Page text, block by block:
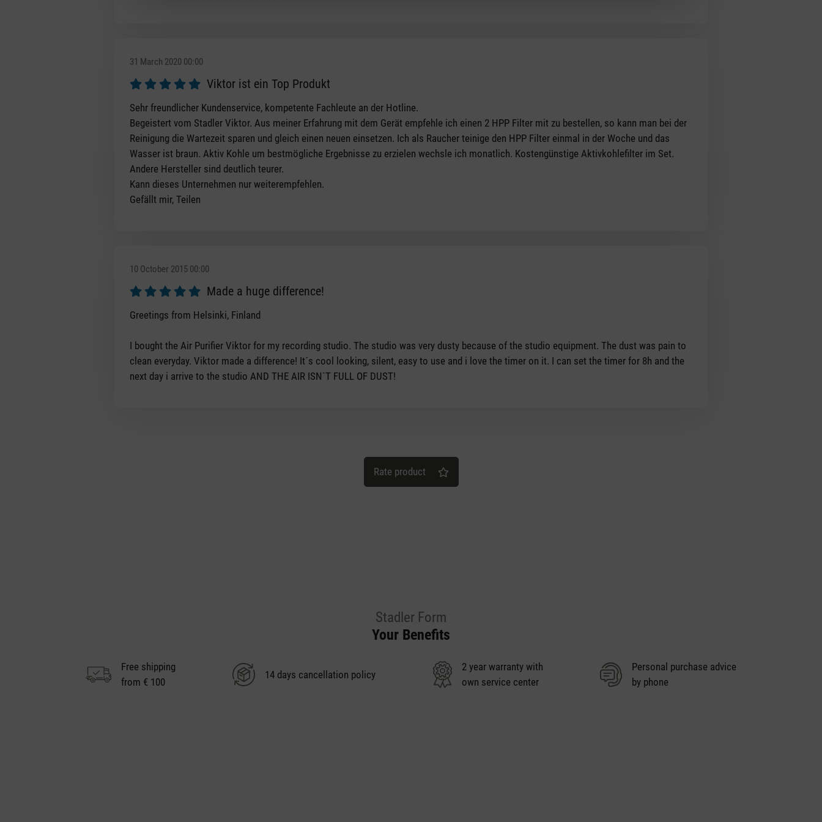
31 March 2020 00:00
Review with rating of 5 out of 5 stars
Viktor ist ein Top Produkt
Sehr freundlicher Kundenservice, kompetente Fachleute an der Hotline.
Begeistert vom Stadler Viktor. Aus meiner Erfahrung mit dem Gerät empfehle ich einen 2 HPP Filter mit zu bestellen, so kann man bei der
Reinigung die Wartezeit sparen und gleich einen neuen einsetzen. Ich als Raucher teinige den HPP Filter einmal in der Woche und das
Wasser ist braun. Aktiv Kohle um bestmögliche Ergebnisse zu erzielen wechsle ich monatlich. Kostengünstige Aktivkohlefilter im Set.
Andere Hersteller sind deutlich teurer.
Kann dieses Unternehmen nur weiterempfehlen.
Gefällt mir, Teilen
10 October 2015 00:00
Review with rating of 5 out of 5 stars
Made a huge difference!
Greetings from Helsinki, Finland
I bought the Air Purifier Viktor for my recording studio. The studio was very dusty because of the studio equipment. The dust was pain to
clean everyday. Viktor made a difference! It´s cool looking, silent, easy to use and i love the timer on it. I can set the timer for 8h and the
next day i arrive to the studio AND THE AIR ISN`T FULL OF DUST!
Rate product
Stadler Form
Your Benefits
Free shipping
from € 100
14 days cancellation policy
2 year warranty with
own service center
Personal purchase advice
by phone